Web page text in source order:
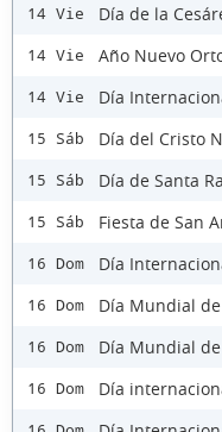
14 Vie Día de la
14 Vie Año Nuevo
14 Vie Día
15 Sáb Día del Cristo
15 Sáb Día de Santa
15 Sáb Fiesta de San
16 Dom Día
16 Dom Día Mundial
16 Dom Día Mundial
16 Dom Día